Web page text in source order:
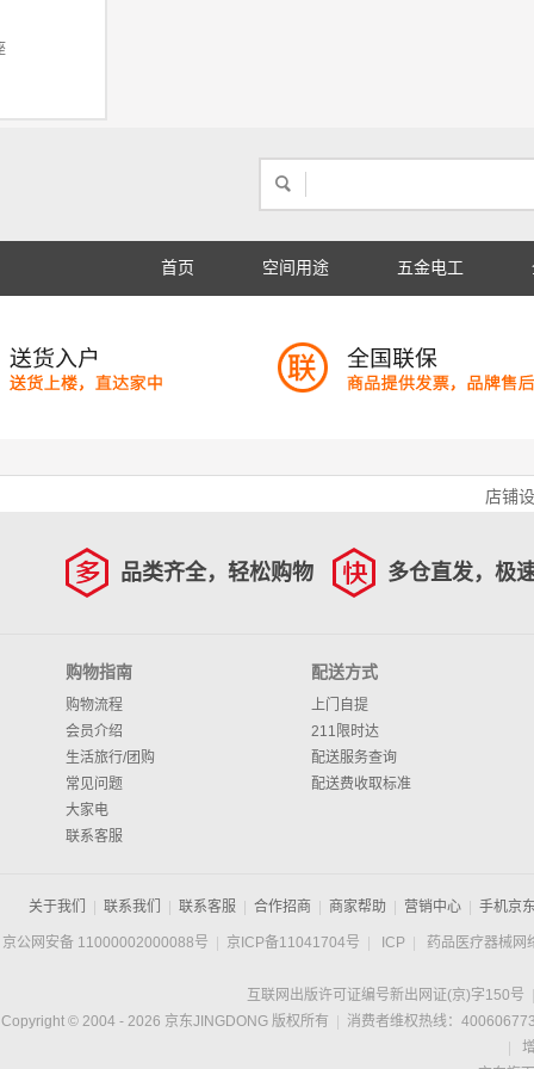
首页 空间用途 五金电工
店铺
品类齐全，轻松购物 多仓直发，极
购物指南
购物流程
会员介绍
生活旅行/团购
常见问题
大家电
联系客服
配送方式
上门自提
211限时达
配送服务查询
配送费收取标准
关于我们 联系我们 联系客服 合作招商 商家帮助 营销中心 手机京
京公网安备 11000002000088号 京ICP备11041704号 ICP 药品医疗器械网
互联网出版许可证编号新出网证(京)字150号
Copyright © 2004 - 2026 京东JINGDONG 版权所有
消费者维权热线：